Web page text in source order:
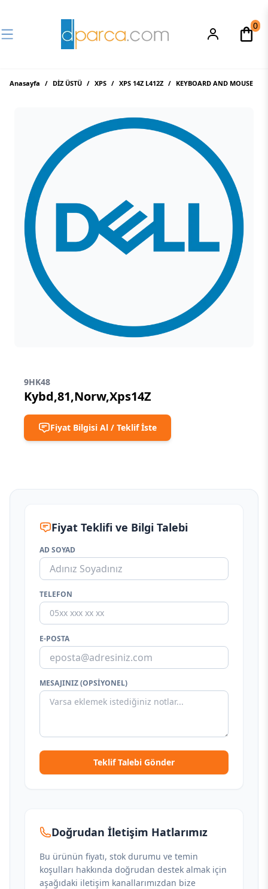
0
Anasayfa / DİZ ÜSTÜ / XPS / XPS 14Z L412Z / KEYBOARD AND MOUSE
9HK48
Kybd,81,Norw,Xps14Z
Fiyat Bilgisi Al / Teklif İste
Fiyat Teklifi ve Bilgi Talebi
AD SOYAD
TELEFON
E-POSTA
MESAJINIZ (OPSIYONEL)
Teklif Talebi Gönder
Doğrudan İletişim Hatlarımız
Bu ürünün fiyatı, stok durumu ve temin
koşulları hakkında doğrudan destek almak için
aşağıdaki iletişim kanallarımızdan bize